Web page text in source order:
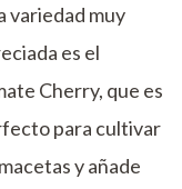
variedad muy
es el
Cherry, que es
para cultivar
y añade